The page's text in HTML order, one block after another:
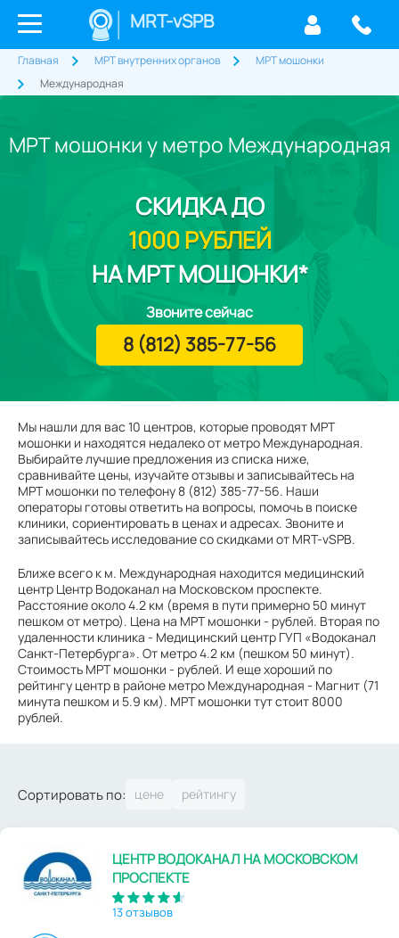
MRT-vSPB
Главная МРТ внутренних органов
МРТ мошонки
Международная
МРТ мошонки у метро Международная
Мы нашли для вас 10 центров, которые проводят МРТ
мошонки и находятся недалеко от метро Международная.
Выбирайте лучшие предложения из списка ниже,
сравнивайте цены, изучайте отзывы и записывайтесь на
МРТ мошонки по телефону 8 (812) 385-77-56. Наши
операторы готовы ответить на вопросы, помочь в поиске
клиники, сориентировать в ценах и адресах. Звоните и
записывайтесь исследование со скидками от MRT-vSPB.
Ближе всего к м. Международная находится медицинский
центр Центр Водоканал на Московском проспекте.
Расстояние около 4.2 км (время в пути примерно 50 минут
пешком от метро). Цена на МРТ мошонки - рублей. Вторая по
удаленности клиника - Медицинский центр ГУП «Водоканал
Санкт-Петербурга». От метро 4.2 км (пешком 50 минут).
Стоимость МРТ мошонки - рублей. И еще хороший по
рейтингу центр в районе метро Международная - Магнит (71
минута пешком и 5.9 км). МРТ мошонки тут стоит 8000
рублей.
СКИДКАДО
1000 РУБЛЕЙ
НА МРТ МОШОНКИ*
Звоните сейчас
8 (812) 385-77-56
Сортировать по:
ЦЕНТР ВОДОКАНАЛ НА МОСКОВСКОМ
ПРОСПЕКТЕ
13 отзывов